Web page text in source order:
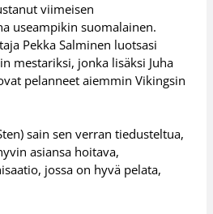
viimeisen
useampikin suomalainen.
Pekka Salminen luotsasi
mestariksi, jonka lisäksi Juha
pelanneet aiemmin Vikingsin
sain sen verran tiedusteltua,
asiansa hoitava,
jossa on hyvä pelata,